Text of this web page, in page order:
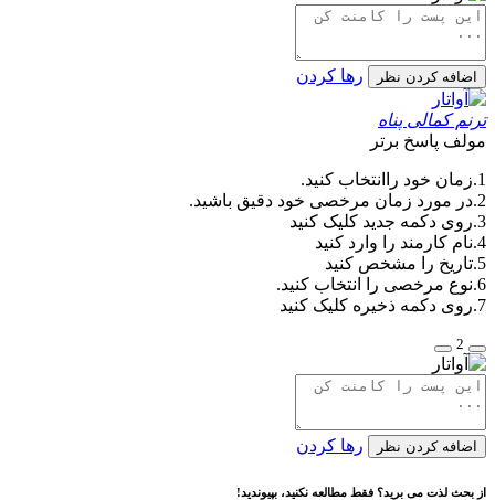
اضافه کردن نظر رها کردن
ترنم کمالی پناه
مولف پاسخ برتر
1.زمان خود راانتخاب کنید.
2.در مورد زمان مرخصی خود دقیق باشید.
3.روی دکمه جدید کلیک کنید
4.نام کارمند را وارد کنید
5.تاریخ را مشخص کنید
6.نوع مرخصی را انتخاب کنید.
7.روی دکمه ذخیره کلیک کنید
2
اضافه کردن نظر رها کردن
از بحث لذت می برید؟ فقط مطالعه نکنید، بپیوندید!